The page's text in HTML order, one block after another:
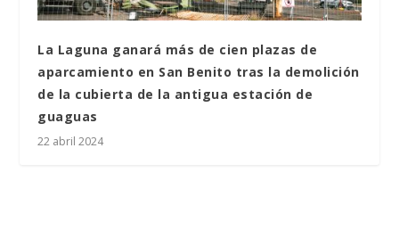
La Laguna ganará más de cien plazas de
aparcamiento en San Benito tras la demolición
de la cubierta de la antigua estación de
guaguas
22 abril 2024